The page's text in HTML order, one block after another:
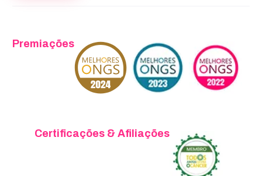
Premiações
Certificações & Afiliações